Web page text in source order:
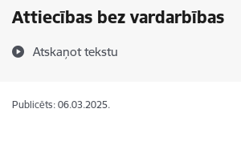
Attiecības bez vardarbības
Atskaņot tekstu
Publicēts: 06.03.2025.